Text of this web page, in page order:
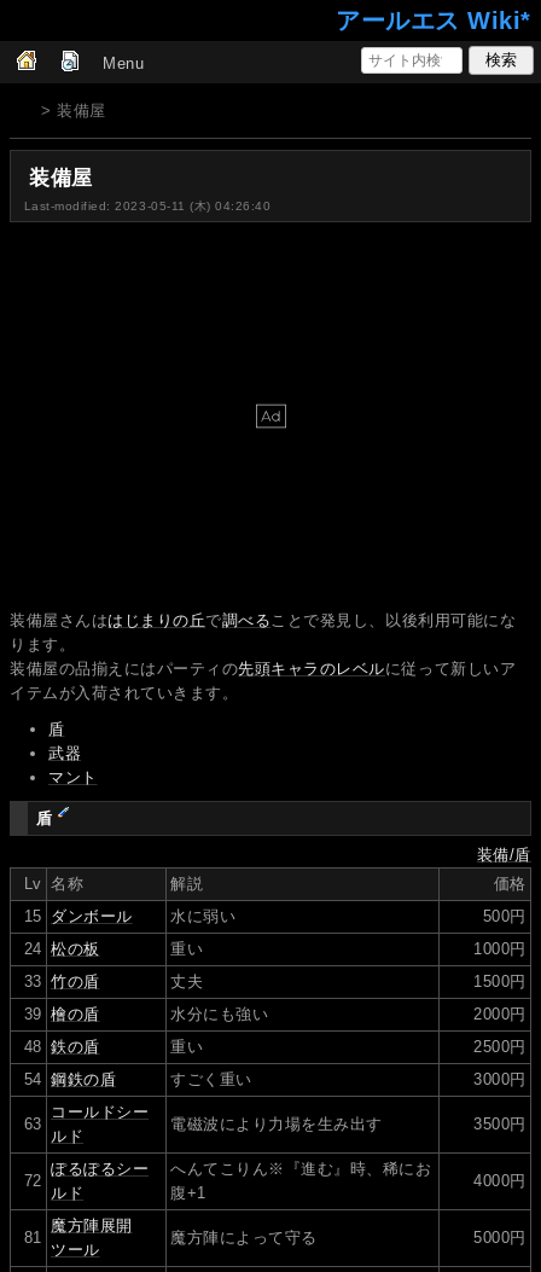
アールエス Wiki*
Menu
> 装備屋
装備屋
Last-modified: 2023-05-11 (木) 04:26:40
装備屋さんははじまりの丘で調べることで発見し、以後利用可能にな
ります。
装備屋の品揃えにはパーティの先頭キャラのレベルに従って新しいア
イテムが入荷されていきます。
盾
武器
マント
盾
装備/盾
Lv 名称 解説
価格
15 ダンボール 水に弱い
500円
24 松の板 重い
1000円
33 竹の盾 丈夫
1500円
39 檜の盾 水分にも強い
2000円
48 鉄の盾 重い
2500円
54 鋼鉄の盾 すごく重い 3000円
63
コールドシー
ルド
電磁波により力場を生み出す 3500円
72
ぽるぽるシー
ルド
へんてこりん※『進む』時、稀にお
腹+1
4000円
81
魔方陣展開
ツール
魔方陣によって守る 5000円